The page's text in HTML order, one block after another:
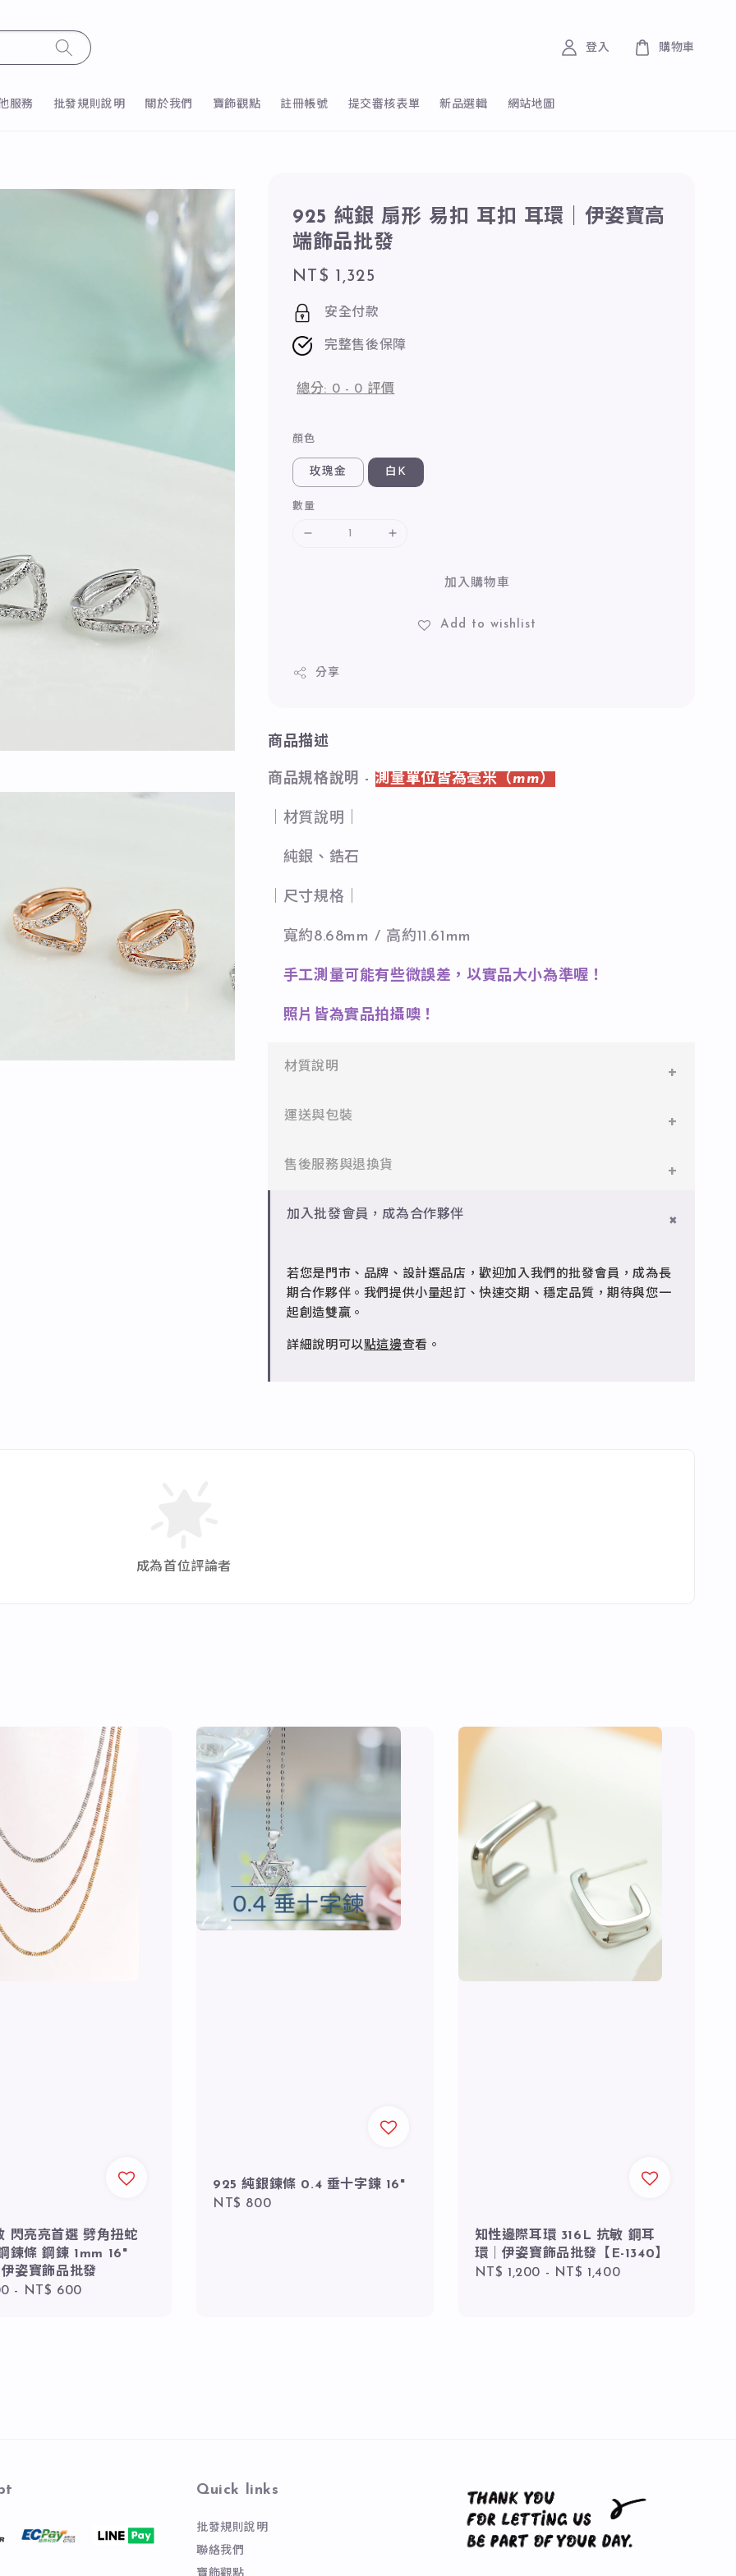
服務 批發規則說明 關於我們 寶飾觀點 註冊帳號 提交審核表單 新品選輯 網站地圖
登入 購物車
925 純銀 扇形 易扣 耳扣 耳環｜伊姿寶高
端飾品批發
Regular
price
NT$ 1,325
安全付款
完整售後保障
總分: 0 - 0 評價
顏色
玫瑰金 白K
數量
加入購物車
Add to wishlist
分享
商品描述
商品規格說明 - 測量單位皆為毫米（mm）
｜材質說明｜
純銀、鋯石
｜尺寸規格｜
寬約8.68mm / 高約11.61mm
手工測量可能有些微誤差，以實品大小為準喔！
照片皆為實品拍攝噢！
材質說明
✻ 316L不鏽鋼
✻ 925純銀
✻ 銅台電鍍飾品
運送與包裝
一般會員：一件即享免運與精美包裝，超商取貨或宅配皆可。
售後服務與退換貨
✻ 一般會員
加入批發會員，成為合作夥伴
若您是門市、品牌、設計選品店，歡迎加入我們的批發會員，成為長
期合作夥伴。我們提供小量起訂、快速交期、穩定品質，期待與您一
起創造雙贏。
詳細說明可以點這邊查看。
成為首位評論者
閃亮亮首選 劈角扭蛇
鍊條 鋼鍊 1mm 16"
姿寶飾品批發
- NT$ 600
925 純銀鍊條 0.4 垂十字鍊 16"
Regular
NT$ 800
知性邊際耳環 316L 抗敏 鋼耳
環｜伊姿寶飾品批發【E-1340】
Regular
NT$ 1,200 - NT$ 1,400
Quick links
批發規則說明
聯絡我們